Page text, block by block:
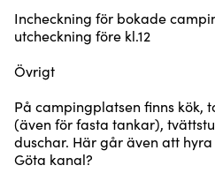
Incheckning för bokade
utcheckning före kl.12
Övrigt
På campingplatsen finns kök,
(även för fasta tankar),
duschar. Här går även att
Göta kanal?